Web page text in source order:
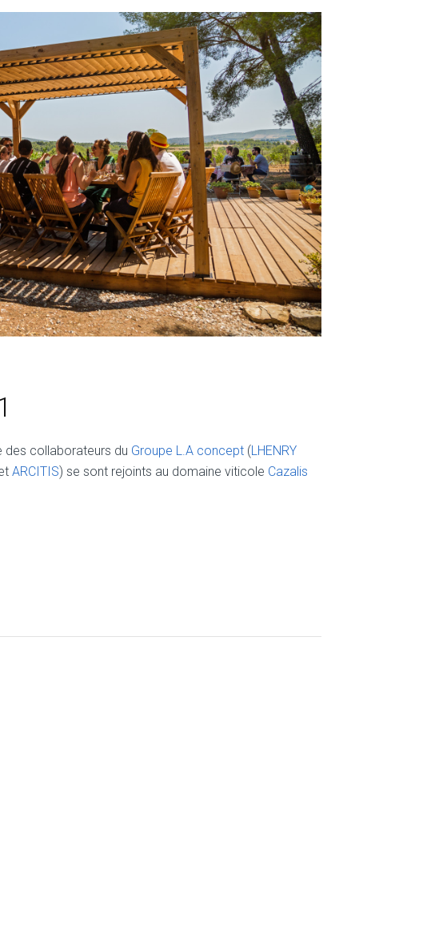
des collaborateurs du Groupe L.A concept (LHENRY
ARCITIS) se sont rejoints au domaine viticole Cazalis